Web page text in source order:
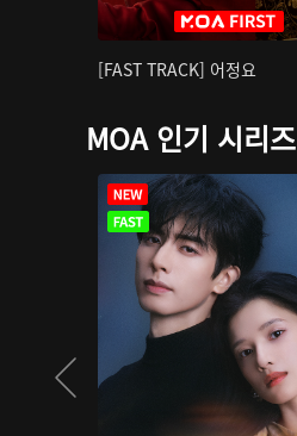
[FAST TRACK] 어정요
MOA 인기 시리즈